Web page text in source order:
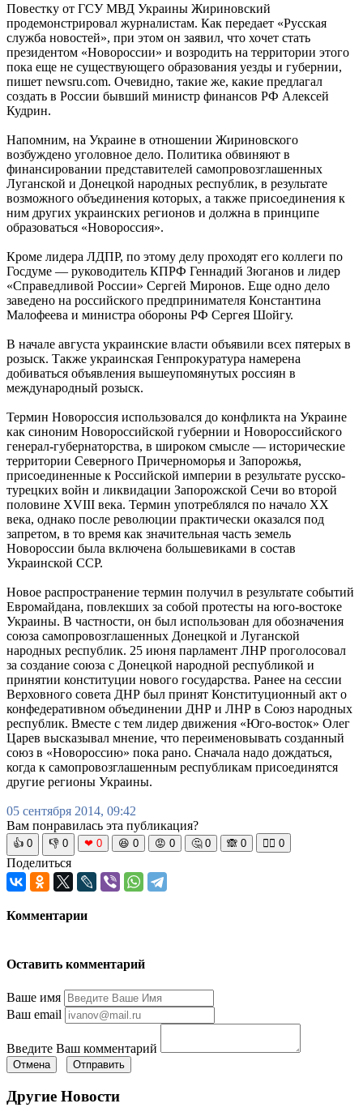
Повестку от ГСУ МВД Украины Жириновский
продемонстрировал журналистам. Как передает «Русская
служба новостей», при этом он заявил, что хочет стать
президентом «Новороссии» и возродить на территории этого
пока еще не существующего образования уезды и губернии,
пишет newsru.com. Очевидно, такие же, какие предлагал
создать в России бывший министр финансов РФ Алексей
Кудрин.
Напомним, на Украине в отношении Жириновского
возбуждено уголовное дело. Политика обвиняют в
финансировании представителей самопровозглашенных
Луганской и Донецкой народных республик, в результате
возможного объединения которых, а также присоединения к
ним других украинских регионов и должна в принципе
образоваться «Новороссия».
Кроме лидера ЛДПР, по этому делу проходят его коллеги по
Госдуме — руководитель КПРФ Геннадий Зюганов и лидер
«Справедливой России» Сергей Миронов. Еще одно дело
заведено на российского предпринимателя Константина
Малофеева и министра обороны РФ Сергея Шойгу.
В начале августа украинские власти объявили всех пятерых в
розыск. Также украинская Генпрокуратура намерена
добиваться объявления вышеупомянутых россиян в
международный розыск.
Термин Новороссия использовался до конфликта на Украине
как синоним Новороссийской губернии и Новороссийского
генерал-губернаторства, в широком смысле — исторические
территории Северного Причерноморья и Запорожья,
присоединенные к Российской империи в результате русско-
турецких войн и ликвидации Запорожской Сечи во второй
половине XVIII века. Термин употреблялся по начало XX
века, однако после революции практически оказался под
запретом, в то время как значительная часть земель
Новороссии была включена большевиками в состав
Украинской ССР.
Новое распространение термин получил в результате событий
Евромайдана, повлекших за собой протесты на юго-востоке
Украины. В частности, он был использован для обозначения
союза самопровозглашенных Донецкой и Луганской
народных республик. 25 июня парламент ЛНР проголосовал
за создание союза с Донецкой народной республикой и
принятии конституции нового государства. Ранее на сессии
Верховного совета ДНР был принят Конституционный акт о
конфедеративном объединении ДНР и ЛНР в Союз народных
республик. Вместе с тем лидер движения «Юго-восток» Олег
Царев высказывал мнение, что переименовывать созданный
союз в «Новороссию» пока рано. Сначала надо дождаться,
когда к самопровозглашенным республикам присоединятся
другие регионы Украины.
05 сентября 2014, 09:42
Вам понравилась эта публикация?
👍 0 👎 0 ❤ 0 😆 0 😡 0 🤔 0 🙈 0 🧘‍♀️ 0
Поделиться
Комментарии
Оставить комментарий
Ваше имя
Ваш email
Введите Ваш комментарий
Отмена Отправить
Другие Новости